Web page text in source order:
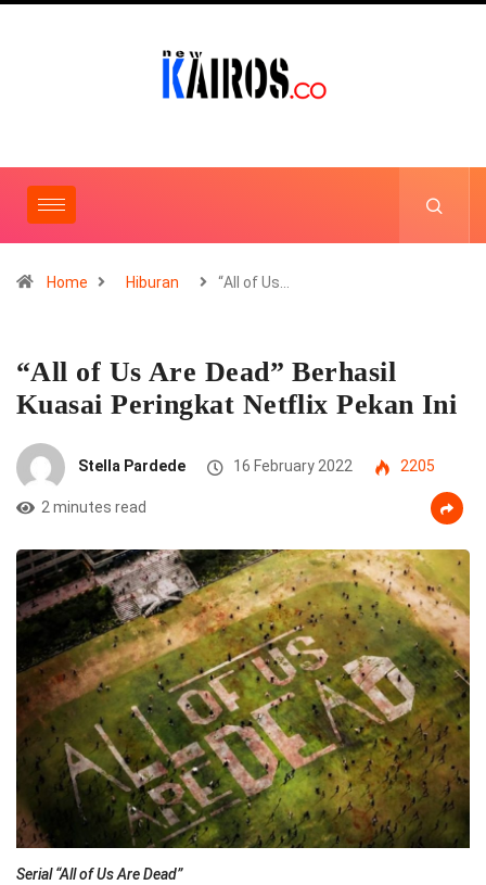
Home Hiburan “All of Us…
“All of Us Are Dead” Berhasil
Kuasai Peringkat Netflix Pekan Ini
Stella Pardede 16 February 2022 2205
2 minutes read
Serial “All of Us Are Dead”